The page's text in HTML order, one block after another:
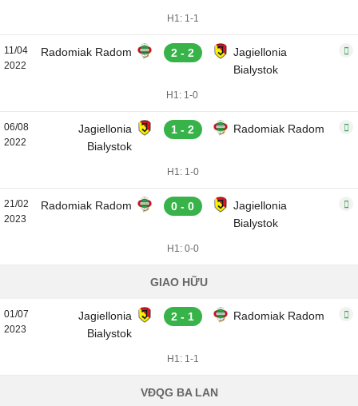
H1: 1-1
11/04
2022
Radomiak Radom 2 - 2
Jagiellonia
Bialystok
H1: 1-0
06/08
2022
Jagiellonia
Bialystok
1 - 2 Radomiak Radom
H1: 1-0
21/02
2023
Radomiak Radom 0 - 0
Jagiellonia
Bialystok
H1: 0-0
GIAO HỮU
01/07
2023
Jagiellonia
Bialystok
2 - 1 Radomiak Radom
H1: 1-1
VĐQG BA LAN